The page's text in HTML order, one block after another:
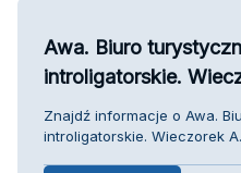
Awa. Biuro
introligatorskie.
Znajdź informacje o Awa.
introligatorskie. Wieczorek